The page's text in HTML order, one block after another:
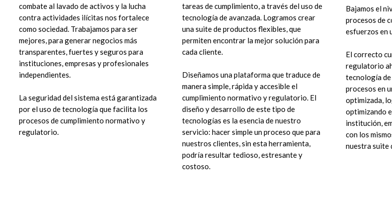
combate al lavado de activos y la lucha
contra actividades ilícitas nos fortalece
como sociedad.Trabajamos para ser
mejores, para generar negocios más
transparentes, fuertes y seguros para
instituciones, empresas y profesionales
independientes.
La seguridad del sistema está garantizada
por el uso de tecnología que facilita los
procesos de cumplimiento normativo y
regulatorio.
tareas de cumplimiento, a través del uso de
tecnología de avanzada. Logramos crear
una suite de productos flexibles, que
permiten encontrar la mejor solución para
cada cliente.
Diseñamos una plataforma que traduce de
manera simple, rápida y accesible el
cumplimiento normativo y regulatorio. El
diseño y desarrollo de este tipo de
tecnologías es la esencia de nuestro
servicio: hacer simple un proceso que para
nuestros clientes, sin esta herramienta,
podría resultar tedioso, estresante y
costoso.
Bajamos el
procesos de
esfuerzos en
El correcto
regulatorio
tecnología
procesos en
optimizada,
optimizando
institución,
con los
nuestra suite